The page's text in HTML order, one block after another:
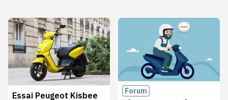
Essai Peugeot Kisbee Forum